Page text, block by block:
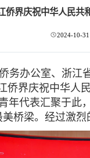
侨界庆祝中华人民共
2024-10-31
务办公室、浙江
侨界庆祝中华人
年代表汇聚于此
美桥梁。经过激烈